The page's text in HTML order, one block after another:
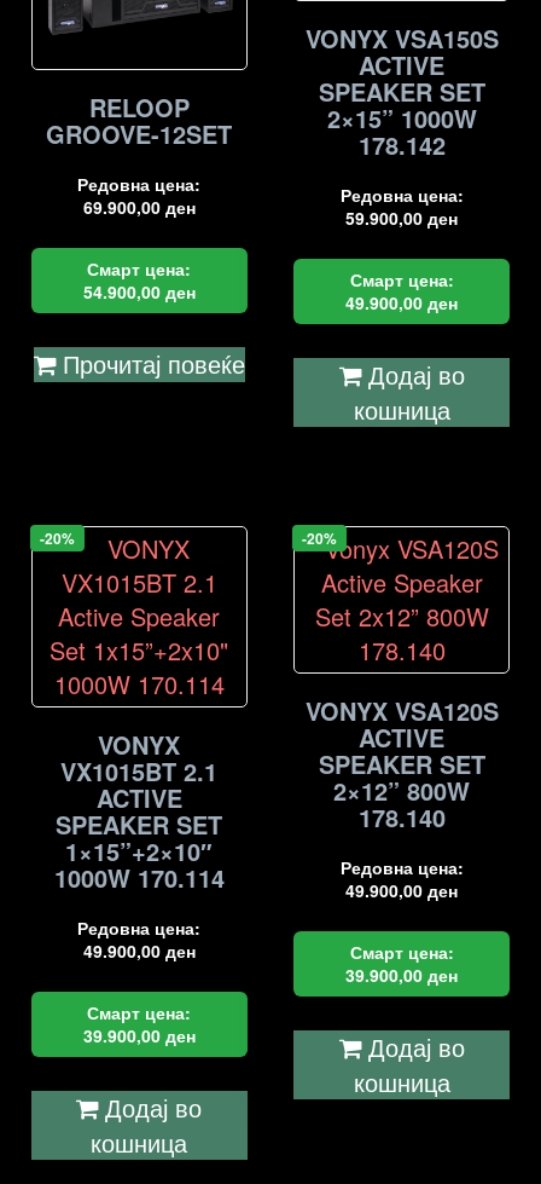
RELOOP
GROOVE-12SET
Редовна цена:
69.900,00 ден
Смарт цена:
54.900,00 ден
Прочитај повеќе
VONYX VSA150S
ACTIVE
SPEAKER SET
2×15” 1000W
178.142
Редовна цена:
59.900,00ден
Смарт цена:
49.900,00ден
Додај во
кошница
-20%
VONYX
VX1015BT 2.1
ACTIVE
SPEAKER SET
1×15”+2×10″
1000W 170.114
Редовна цена:
49.900,00 ден
Смарт цена:
39.900,00 ден
Додај во
кошница
-20%
VONYX VSA120S
ACTIVE
SPEAKER SET
2×12” 800W
178.140
Редовна цена:
49.900,00ден
Смарт цена:
39.900,00ден
Додај во
кошница